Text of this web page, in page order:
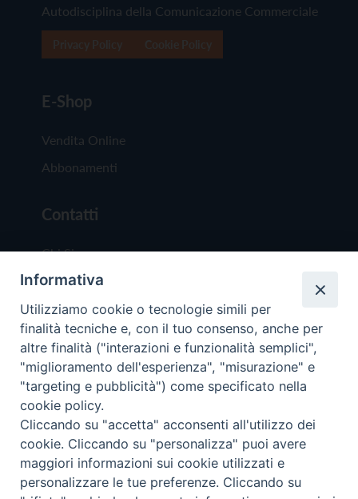
Autodisciplina della Comunicazione Commerciale
E-Shop
Vendita Online
Abbonamenti
Contatti
Chi Siamo
Redazione
Scrivici
Copyright © 2019 - Tutti i diritti riservati - Vita
Trentina Editrice
Privacy Policy
Torna
Informativa
Utilizziamo cookie o tecnologie simili per
finalità tecniche e, con il tuo consenso, anche per
altre finalità ("interazioni e funzionalità semplici",
"miglioramento dell'esperienza", "misurazione" e
"targeting e pubblicità") come specificato nella
cookie policy.
Cliccando su "accetta" acconsenti all'utilizzo dei
cookie. Cliccando su "personalizza" puoi avere
maggiori informazioni sui cookie utilizzati e
personalizzare le tue preferenze. Cliccando su